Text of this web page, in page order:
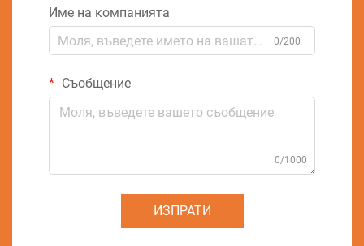
Име на компанията
0/200
Съобщение
0/1000
ИЗПРАТИ